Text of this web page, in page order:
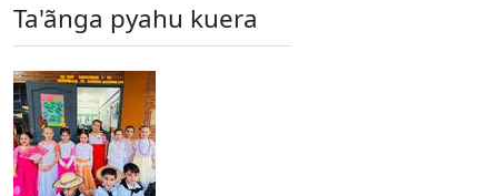
Ta'ãnga pyahu kuera